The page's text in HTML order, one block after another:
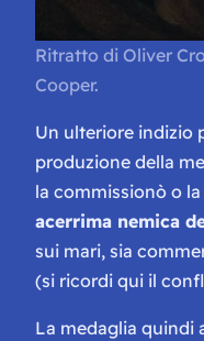
Ritratto di Oliver
Cooper.
Un ulteriore indizio
produzione della
la commissionò o
acerrima nemica
sui mari, sia
(si ricordi qui il
La medaglia quindi